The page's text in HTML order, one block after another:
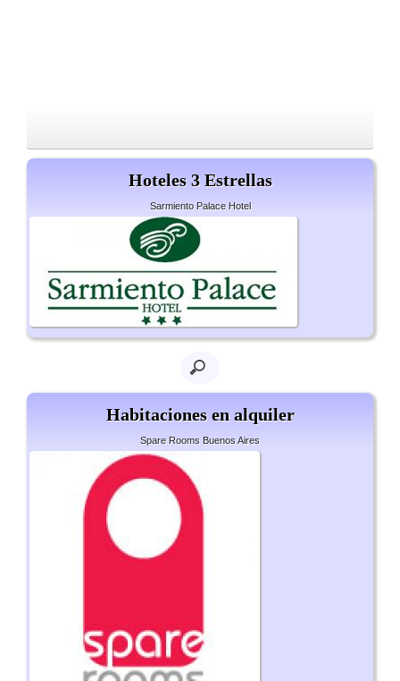
Hoteles 3 Estrellas
Sarmiento Palace Hotel
Habitaciones en alquiler
Spare Rooms Buenos Aires